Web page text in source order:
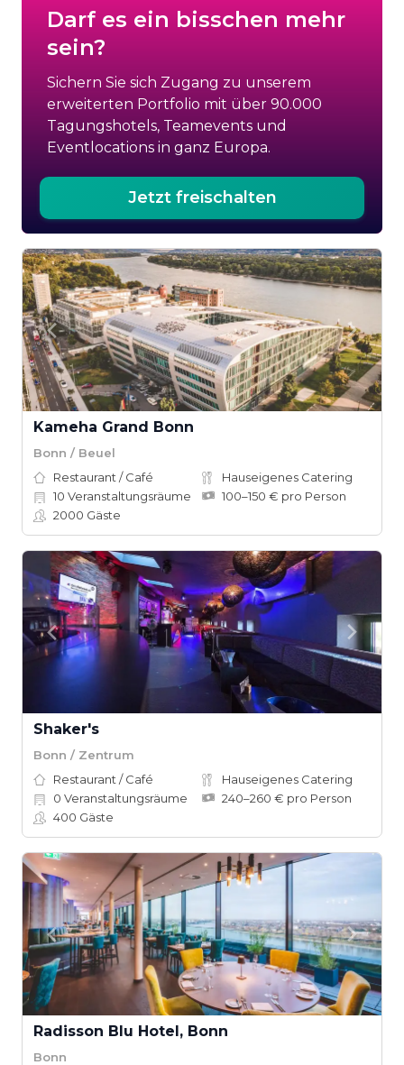
Darf es ein bisschen mehr
sein?
Sichern Sie sich Zugang zu unserem
erweiterten Portfolio mit über 90.000
Tagungshotels, Teamevents und
Eventlocations in ganz Europa.
Jetzt freischalten
Kameha Grand Bonn
Bonn / Beuel
Restaurant / Café
Hauseigenes Catering
10 Veranstaltungsräume
100–150 € pro Person
2000 Gäste
Shaker's
Bonn / Zentrum
Restaurant / Café
Hauseigenes Catering
0 Veranstaltungsräume
240–260 € pro Person
400 Gäste
Radisson Blu Hotel, Bonn
Bonn